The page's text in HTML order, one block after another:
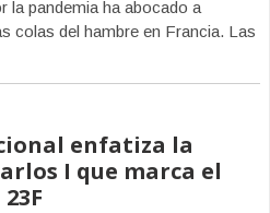
la pandemia ha abocado a
colas del hambre en Francia. Las
enfatiza la
I que marca el